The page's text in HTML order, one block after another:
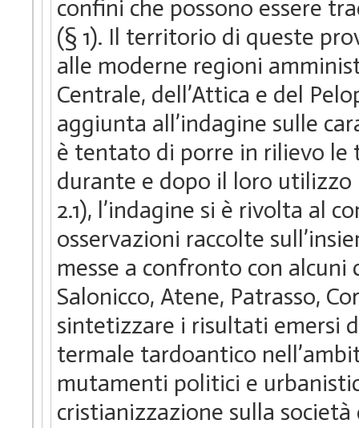
confini che possono essere
(§ 1). Il territorio di queste
alle moderne regioni
Centrale, dell’Attica e del
aggiunta all’indagine sulle
è tentato di porre in rilievo le
durante e dopo il loro utilizzo
2.1), l’indagine si è rivolta al
osservazioni raccolte
messe a confronto con
Salonicco, Atene, Patrasso,
sintetizzare i risultati emersi
termale tardoantico
mutamenti politici e
cristianizzazione sulla